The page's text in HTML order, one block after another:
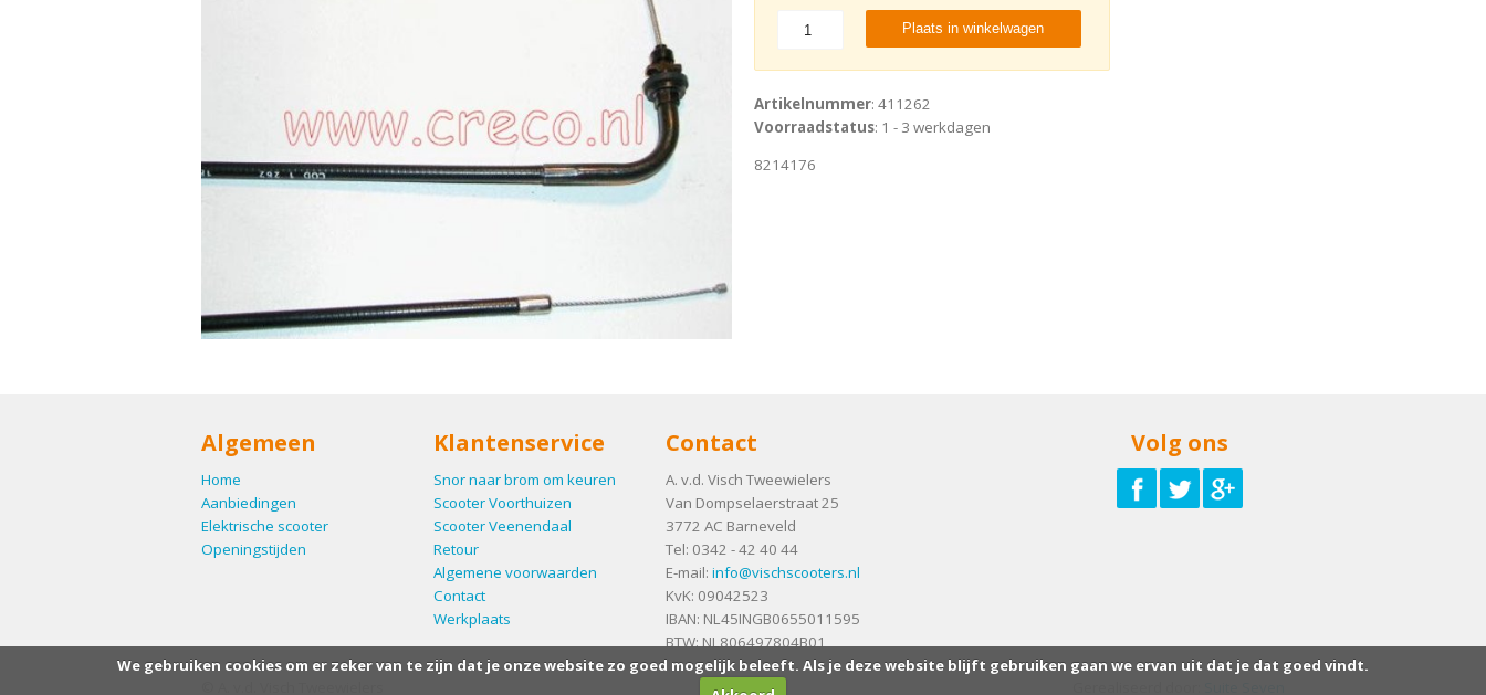
Plaats in winkelwagen
Artikelnummer: 411262
Voorraadstatus: 1 - 3 werkdagen
8214176
Algemeen
Home
Aanbiedingen
Elektrische scooter
Openingstijden
Klantenservice
Snor naar brom om keuren
Scooter Voorthuizen
Scooter Veenendaal
Retour
Algemene voorwaarden
Contact
Werkplaats
Contact
A. v.d. Visch Tweewielers
Van Dompselaerstraat 25
3772 AC Barneveld
Tel: 0342 - 42 40 44
E-mail: info@vischscooters.nl
KvK: 09042523
IBAN: NL45INGB0655011595
BTW: NL806497804B01
Volg ons
We gebruiken cookies om er zeker van te zijn dat je onze website zo goed mogelijk beleeft. Als je deze website blijft gebruiken gaan we ervan uit dat je dat goed vindt.